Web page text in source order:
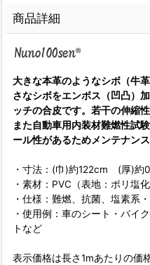
商品詳細
大きな本革のようなシボ（牛
さなシボをエンボス（凹凸）
ッチの合皮です。若干の伸縮
また自動車用内装材難燃性試
ール性があるためメンテナン
・寸法：(巾)約122cm (厚)約
・素材：PVC（表地：ポリ塩
・仕様：難燃、抗菌、塩素系
・使用例：車のシート・バイ
トなど
表示価格は長さ1mあたりの価